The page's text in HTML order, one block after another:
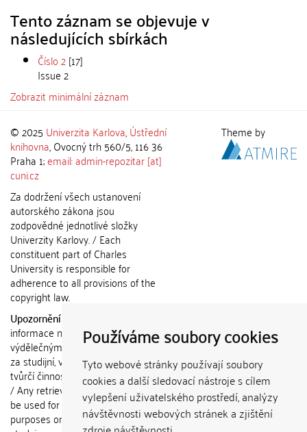
Používáme soubory cookies
Tyto webové stránky používají soubory
cookies a další sledovací nástroje s cílem
vylepšení uživatelského prostředí, analýzy
návštěvnosti webových stránek a zjištění
Tento záznam se objevuje v
následujících sbírkách
Číslo 2[17]
Issue 2
Zobrazit minimální záznam
© 2025 Univerzita Karlova,Ústřední
knihovna, Ovocný trh 560/5, 116 36
Praha 1;email: admin-repozitar [at]
cuni.cz
Za dodržení všech ustanovení
autorského zákona jsou
zodpovědné jednotlivé složky
Univerzity Karlovy. / Each
constituent part of Charles
University is responsible for
adherence to all provisions of the
copyright law.
Upozornění / Notice:
informace nemohou být použity k
výdělečným účelům nebo vydávány
za studijní, vědeckou nebo jinou
tvůrčí činnost jiné osoby než autora.
/ Any retrieved information shall not
be used for any commercial
purposes or claimed as results of
Theme by